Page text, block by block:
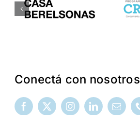
Conectá con nosotros